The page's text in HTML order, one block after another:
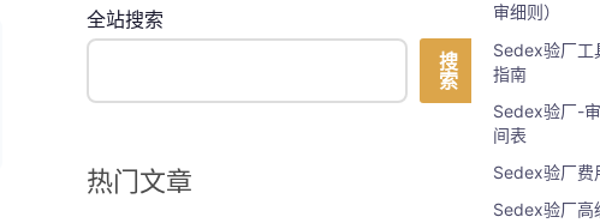
审细则）
Sedex验厂工
指南
Sedex验厂-
间表
Sedex验厂费
Sedex验厂高
全站搜索
搜
索
热门文章